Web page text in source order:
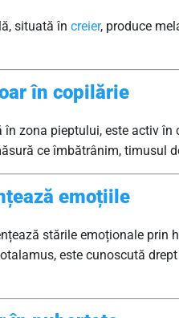
situată în creier, produce
în copilărie
în zona pieptului, este activ
ce îmbătrânim, timusul
emoțiile
stările emoționale prin
este cunoscută